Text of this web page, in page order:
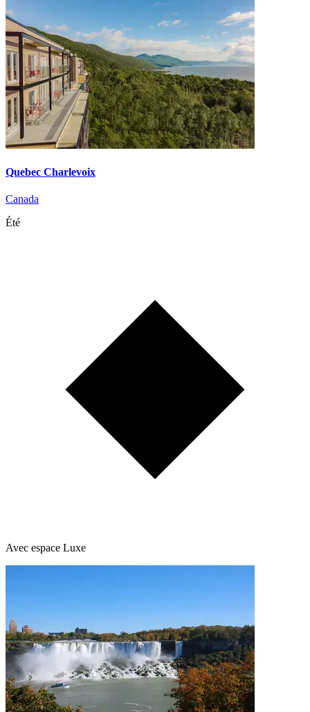
Quebec Charlevoix
Canada
Été
Avec espace Luxe